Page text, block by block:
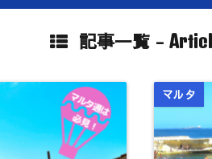
記事一覧 -
マルタ